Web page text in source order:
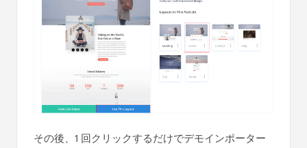
その後、1 回クリックするだけでデモインポーター